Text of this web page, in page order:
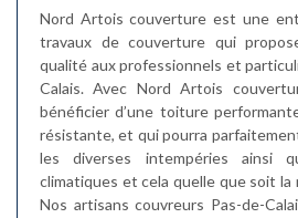
Nord Artois couverture est une
travaux de couverture qui
qualité aux professionnels et
Calais. Avec Nord Artois
bénéficier d’une toiture
résistante, et qui pourra
les diverses intempéries ainsi
climatiques et cela quelle que soit
Nos artisans couvreurs Pas-de-